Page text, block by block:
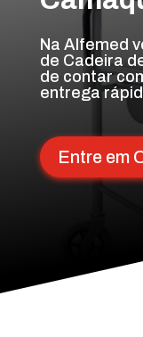
Na Alfemed
de Cadeira
de contar
entrega
Entre em